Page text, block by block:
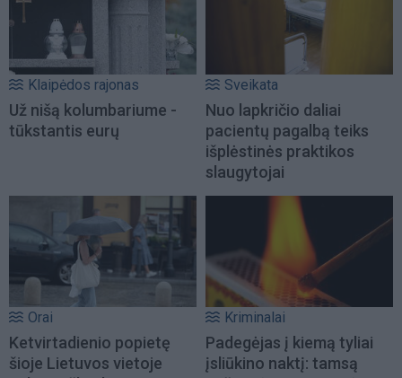
Klaipėdos rajonas
Už nišą kolumbariume -
tūkstantis eurų
Sveikata
Nuo lapkričio daliai
pacientų pagalbą teiks
išplėstinės praktikos
slaugytojai
Orai
Ketvirtadienio popietę
šioje Lietuvos vietoje
Kriminalai
Padegėjas į kiemą tyliai
įsliūkino naktį: tamsą